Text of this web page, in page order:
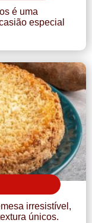
é uma
especial
irresistível,
únicos.